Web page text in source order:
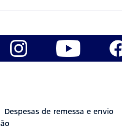
Despesas de remessa e envio